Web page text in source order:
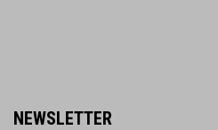
NEWSLETTER